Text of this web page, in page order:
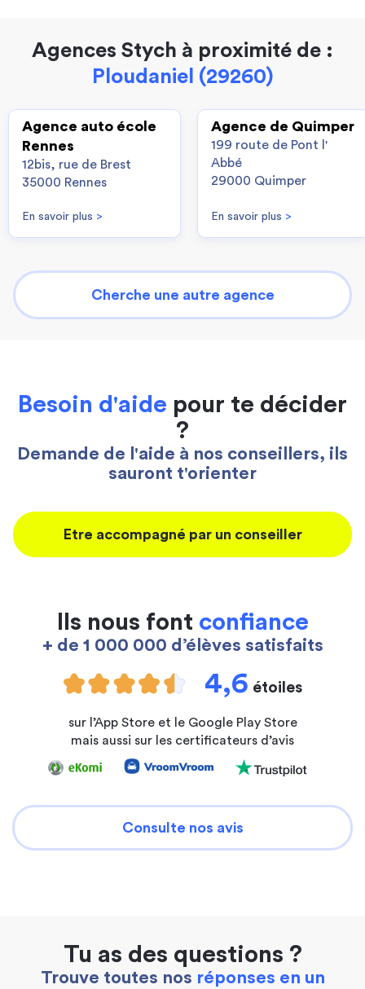
Agences Stych à proximité de :
Ploudaniel (29260)
Agence auto école
Rennes
12bis, rue de Brest
35000 Rennes
En savoir plus >
Agence de Quimper
199 route de Pont l'
Abbé
29000 Quimper
En savoir plus >
Cherche une autre agence
Besoin d'aide pour te décider
?
Demande de l'aide à nos conseillers, ils
sauront t'orienter
Etre accompagné par un conseiller
Ils nous font confiance
+ de 1 000 000 d’élèves satisfaits
4,6 étoiles
sur l’App Store et le Google Play Store
mais aussi sur les certificateurs d’avis
Consulte nos avis
Tu as des questions ?
Trouve toutes nos réponses en un